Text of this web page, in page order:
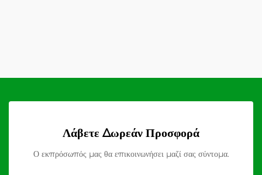
Λάβετε Δωρεάν Προσφορά
Ο εκπρόσωπός μας θα επικοινωνήσει μαζί σας σύντομα.